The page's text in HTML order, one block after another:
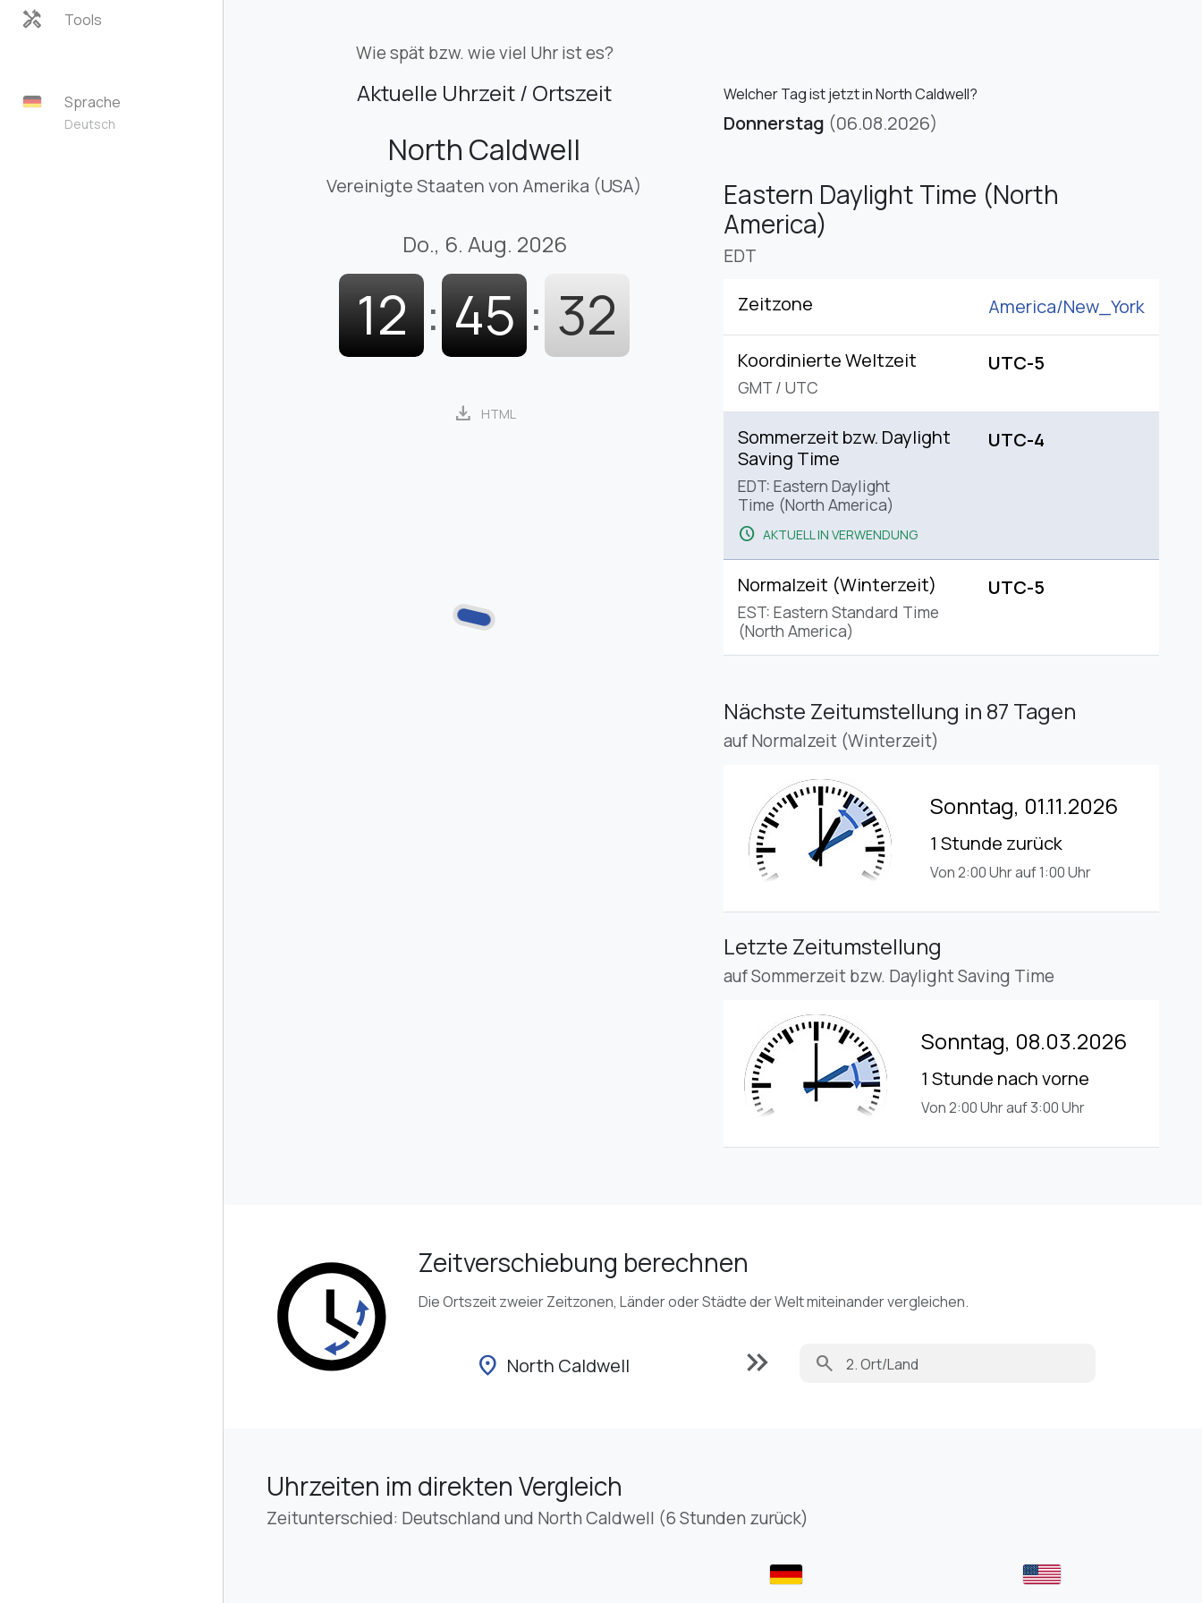
handyman Tools
Sprache
Deutsch
Wie spät bzw. wie viel Uhr ist es?
Aktuelle Uhrzeit / Ortszeit
North Caldwell
Vereinigte Staaten von Amerika (USA)
Do., 6. Aug. 2026
12 : 45 : 33
download HTML
Welcher Tag ist jetzt in North Caldwell?
Donnerstag (06.08.2026)
Eastern Daylight Time (North
America)
EDT
Zeitzone America/New_York
Koordinierte Weltzeit
GMT / UTC
UTC-5
Sommerzeit bzw. Daylight
Saving Time
EDT: Eastern Daylight
Time (North America)
schedule AKTUELL IN VERWENDUNG
UTC-4
Normalzeit (Winterzeit)
EST: Eastern Standard Time
(North America)
UTC-5
Nächste Zeitumstellung in 87 Tagen
auf Normalzeit (Winterzeit)
Sonntag, 01.11.2026
1 Stunde zurück
Von 2:00 Uhr auf 1:00 Uhr
Letzte Zeitumstellung
auf Sommerzeit bzw. Daylight Saving Time
Sonntag, 08.03.2026
1 Stunde nach vorne
Von 2:00 Uhr auf 3:00 Uhr
Zeitverschiebung berechnen
Die Ortszeit zweier Zeitzonen, Länder oder Städte der Welt miteinander vergleichen.
location_on North Caldwell keyboard_double_arrow_right search
Uhrzeiten im direkten Vergleich
Zeitunterschied: Deutschland und North Caldwell (6 Stunden zurück)